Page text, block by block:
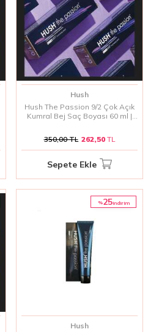
Hush
Hush The Passion 9/2 Çok Açık
Kumral Bej Saç Boyası 60 ml |
350,00TL 262,50TL
Sepete Ekle
%25i̇ndirim
Hush